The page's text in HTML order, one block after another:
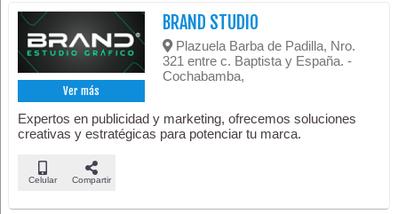
Ver más
BRAND STUDIO
Plazuela Barba de Padilla, Nro.
321 entre c. Baptista y España. -
Cochabamba,
Expertos en publicidad y marketing, ofrecemos soluciones
creativas y estratégicas para potenciar tu marca.
Celular Compartir